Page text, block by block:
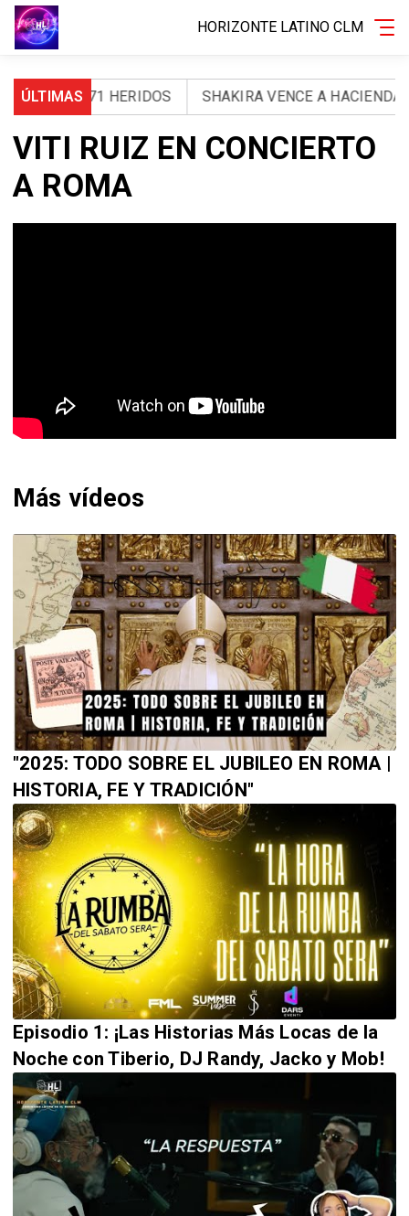
HORIZONTE LATINO CLM
ÚLTIMAS
Y 971 HERIDOS SHAKIRA VENCE A HACIENDA:
VITI RUIZ EN CONCIERTO
A ROMA
Más vídeos
"2025: TODO SOBRE EL JUBILEO EN ROMA |
HISTORIA, FE Y TRADICIÓN"
Episodio 1: ¡Las Historias Más Locas de la
Noche con Tiberio, DJ Randy, Jacko y Mob!